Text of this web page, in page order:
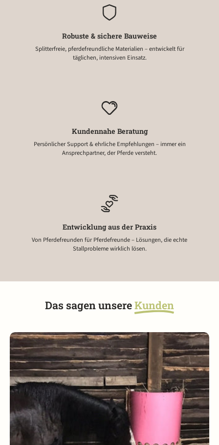
Robuste & sichere Bauweise
Splitterfreie, pferdefreundliche Materialien – entwickelt für
täglichen, intensiven Einsatz.
Kundennahe Beratung
Persönlicher Support & ehrliche Empfehlungen – immer ein
Ansprechpartner, der Pferde versteht.
Entwicklung aus der Praxis
Von Pferdefreunden für Pferdefreunde – Lösungen, die echte
Stallprobleme wirklich lösen.
Das sagen unsereKunden